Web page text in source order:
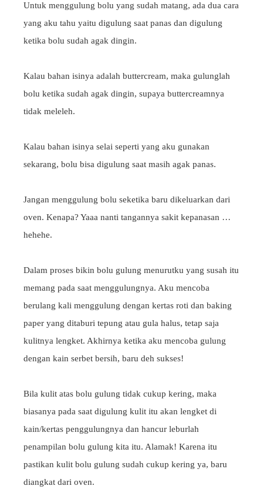
Untuk menggulung bolu yang sudah matang, ada dua cara
yang aku tahu yaitu digulung saat panas dan digulung
ketika bolu sudah agak dingin.
Kalau bahan isinya adalah buttercream, maka gulunglah
bolu ketika sudah agak dingin, supaya buttercreamnya
tidak meleleh.
Kalau bahan isinya selai seperti yang aku gunakan
sekarang, bolu bisa digulung saat masih agak panas.
Jangan menggulung bolu seketika baru dikeluarkan dari
oven. Kenapa? Yaaa nanti tangannya sakit kepanasan …
hehehe.
Dalam proses bikin bolu gulung menurutku yang susah itu
memang pada saat menggulungnya. Aku mencoba
berulang kali menggulung dengan kertas roti dan baking
paper yang ditaburi tepung atau gula halus, tetap saja
kulitnya lengket. Akhirnya ketika aku mencoba gulung
dengan kain serbet bersih, baru deh sukses!
Bila kulit atas bolu gulung tidak cukup kering, maka
biasanya pada saat digulung kulit itu akan lengket di
kain/kertas penggulungnya dan hancur leburlah
penampilan bolu gulung kita itu. Alamak! Karena itu
pastikan kulit bolu gulung sudah cukup kering ya, baru
diangkat dari oven.